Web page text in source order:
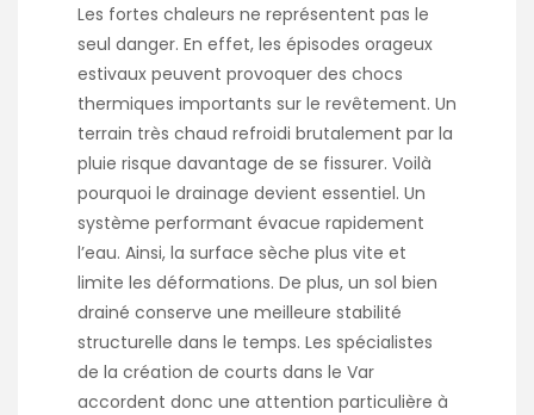
Les fortes chaleurs ne représentent pas le
seul danger. En effet, les épisodes orageux
estivaux peuvent provoquer des chocs
thermiques importants sur le revêtement. Un
terrain très chaud refroidi brutalement par la
pluie risque davantage de se fissurer. Voilà
pourquoi le drainage devient essentiel. Un
système performant évacue rapidement
l’eau. Ainsi, la surface sèche plus vite et
limite les déformations. De plus, un sol bien
drainé conserve une meilleure stabilité
structurelle dans le temps. Les spécialistes
de la création de courts dans le Var
accordent donc une attention particulière à